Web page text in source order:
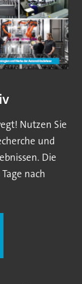
Nutzen Sie
und
Die
nach